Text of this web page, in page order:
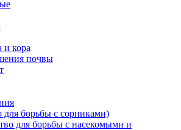
и кора
почвы
для борьбы с сорниками)
для борьбы с насекомыми и